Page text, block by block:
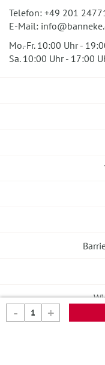
Telefon: +49 201
E-Mail:
Mo.-Fr. 10:00 Uhr -
Sa. 10:00 Uhr - 17:00